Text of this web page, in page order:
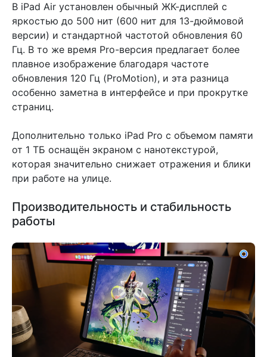
В iPad Air установлен обычный ЖК-дисплей с
яркостью до 500 нит (600 нит для 13-дюймовой
версии) и стандартной частотой обновления 60
Гц. В то же время Pro-версия предлагает более
плавное изображение благодаря частоте
обновления 120 Гц (ProMotion), и эта разница
особенно заметна в интерфейсе и при прокрутке
страниц.
Дополнительно только iPad Pro с объемом памяти
от 1 ТБ оснащён экраном с нанотекстурой,
которая значительно снижает отражения и блики
при работе на улице.
Производительность и стабильность
работы